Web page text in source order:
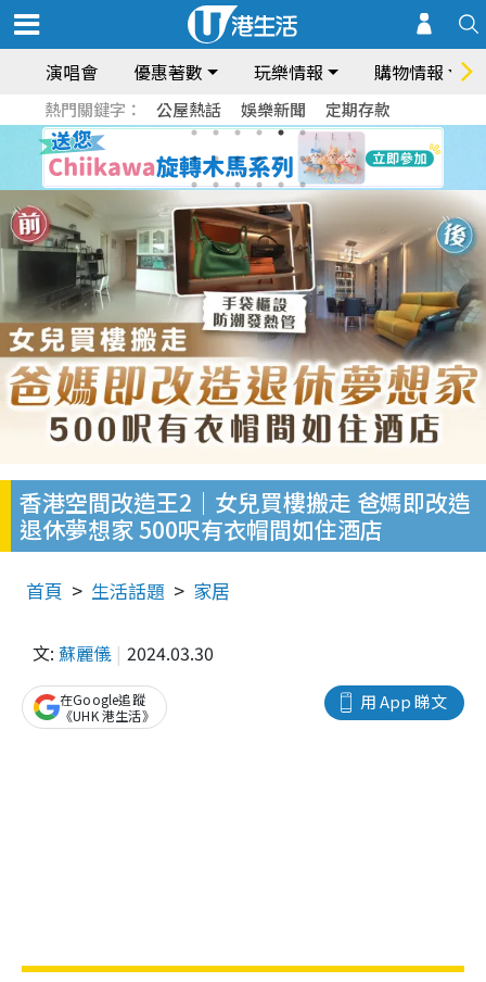
演唱會 優惠著數 玩樂情報 購物情報
熱門關鍵字： 公屋熱話 娛樂新聞 定期存款
香港空間改造王2｜女兒買樓搬走 爸媽即改造
退休夢想家 500呎有衣帽間如住酒店
首頁 生活話題 家居
文: 蘇麗儀 2024.03.30
用 App 睇文
在Google追蹤
《UHK 港生活》